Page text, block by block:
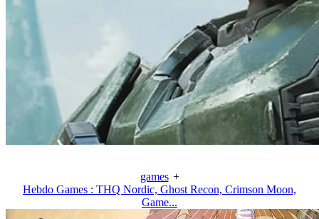
games +
Hebdo Games : THQ Nordic, Ghost Recon, Crimson Moon,
Game...